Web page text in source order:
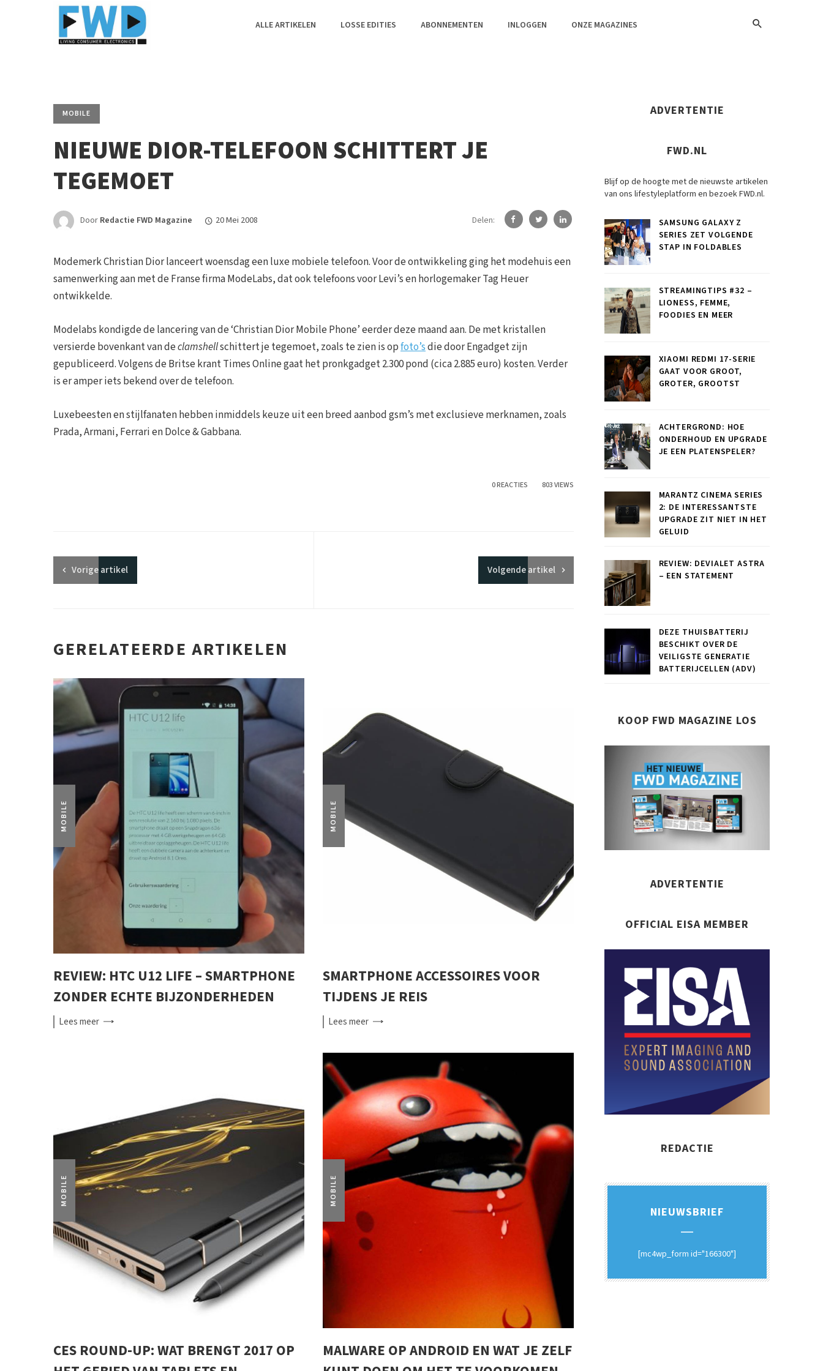
ALLE ARTIKELEN LOSSE EDITIES ABONNEMENTEN INLOGGEN ONZE MAGAZINES
MOBILE
NIEUWE DIOR-TELEFOON SCHITTERT JE
TEGEMOET
Door Redactie FWD Magazine 20 Mei 2008 Delen:
Modemerk Christian Dior lanceert woensdag een luxe mobiele telefoon. Voor de ontwikkeling ging het modehuis een
samenwerking aan met de Franse firma ModeLabs, dat ook telefoons voor Levi’s en horlogemaker Tag Heuer
ontwikkelde.
Modelabs kondigde de lancering van de ‘Christian Dior Mobile Phone’ eerder deze maand aan. De met kristallen
versierde bovenkant van declamshellschittert je tegemoet, zoals te zien is opfoto’sdie door Engadget zijn
gepubliceerd. Volgens de Britse krant Times Online gaat het pronkgadget 2.300 pond (cica 2.885 euro) kosten. Verder
is er amper iets bekend over de telefoon.
Luxebeesten en stijlfanaten hebben inmiddels keuze uit een breed aanbod gsm’s met exclusieve merknamen, zoals
Prada, Armani, Ferrari en Dolce & Gabbana.
0 REACTIES 803 VIEWS
Vorigeartikel Volgendeartikel
GERELATEERDE ARTIKELEN
MOBILE
REVIEW: HTC U12 LIFE – SMARTPHONE
ZONDER ECHTE BIJZONDERHEDEN
Leesmeer
MOBILE
SMARTPHONE ACCESSOIRES VOOR
TIJDENS JE REIS
Leesmeer
MOBILE
CES ROUND-UP: WAT BRENGT 2017 OP
MOBILE
MALWARE OP ANDROID EN WAT JE ZELF
ADVERTENTIE
FWD.NL
Blijf op de hoogte met de nieuwste artikelen
van ons lifestyleplatform en bezoek FWD.nl.
SAMSUNG GALAXY Z
SERIES ZET VOLGENDE
STAP IN FOLDABLES
STREAMINGTIPS #32 –
LIONESS, FEMME,
FOODIES EN MEER
XIAOMI REDMI 17-SERIE
GAAT VOOR GROOT,
GROTER, GROOTST
ACHTERGROND: HOE
ONDERHOUD EN UPGRADE
JE EEN PLATENSPELER?
MARANTZ CINEMA SERIES
2: DE INTERESSANTSTE
UPGRADE ZIT NIET IN HET
GELUID
REVIEW: DEVIALET ASTRA
– EEN STATEMENT
DEZE THUISBATTERIJ
BESCHIKT OVER DE
VEILIGSTE GENERATIE
BATTERIJCELLEN (ADV)
KOOP FWD MAGAZINE LOS
ADVERTENTIE
OFFICIAL EISA MEMBER
REDACTIE
NIEUWSBRIEF
[mc4wp_form id="166300"]